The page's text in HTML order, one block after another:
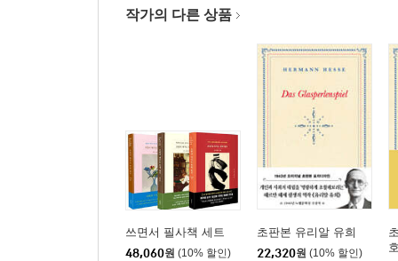
작가의 다른 상품
쓰면서 필사책 세트
48,060원 (10% 할인)
초판본 유리알 유희
22,320원 (10% 할인)